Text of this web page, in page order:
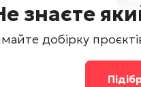
знаєте
добірку